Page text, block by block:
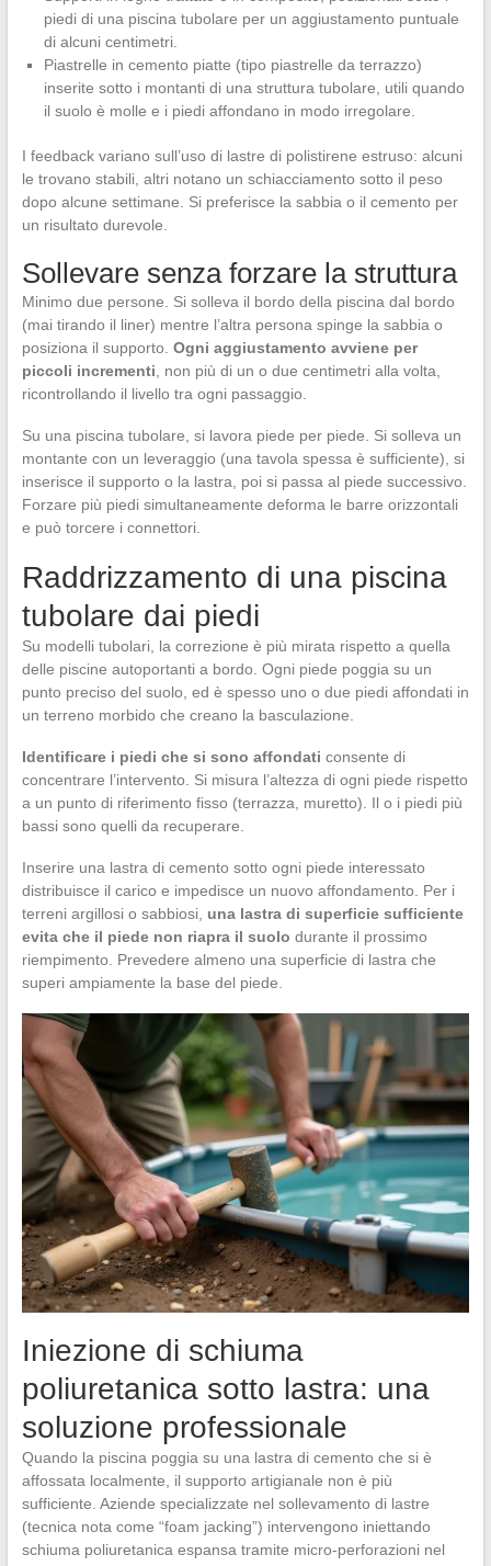
piedi di una piscina tubolare per un aggiustamento puntuale
di alcuni centimetri.
Piastrelle in cemento piatte (tipo piastrelle da terrazzo)
inserite sotto i montanti di una struttura tubolare, utili quando
il suolo è molle e i piedi affondano in modo irregolare.
I feedback variano sull’uso di lastre di polistirene estruso: alcuni
le trovano stabili, altri notano un schiacciamento sotto il peso
dopo alcune settimane. Si preferisce la sabbia o il cemento per
un risultato durevole.
Sollevare senza forzare la struttura
Minimo due persone. Si solleva il bordo della piscina dal bordo
(mai tirando il liner) mentre l’altra persona spinge la sabbia o
posiziona il supporto. Ogni aggiustamento avviene per
piccoli incrementi, non più di un o due centimetri alla volta,
ricontrollando il livello tra ogni passaggio.
Su una piscina tubolare, si lavora piede per piede. Si solleva un
montante con un leveraggio (una tavola spessa è sufficiente), si
inserisce il supporto o la lastra, poi si passa al piede successivo.
Forzare più piedi simultaneamente deforma le barre orizzontali
e può torcere i connettori.
Raddrizzamento di una piscina
tubolare dai piedi
Su modelli tubolari, la correzione è più mirata rispetto a quella
delle piscine autoportanti a bordo. Ogni piede poggia su un
punto preciso del suolo, ed è spesso uno o due piedi affondati in
un terreno morbido che creano la basculazione.
Identificare i piedi che si sono affondati consente di
concentrare l’intervento. Si misura l’altezza di ogni piede rispetto
a un punto di riferimento fisso (terrazza, muretto). Il o i piedi più
bassi sono quelli da recuperare.
Inserire una lastra di cemento sotto ogni piede interessato
distribuisce il carico e impedisce un nuovo affondamento. Per i
terreni argillosi o sabbiosi, una lastra di superficie sufficiente
evita che il piede non riapra il suolo durante il prossimo
riempimento. Prevedere almeno una superficie di lastra che
superi ampiamente la base del piede.
Iniezione di schiuma
poliuretanica sotto lastra: una
soluzione professionale
Quando la piscina poggia su una lastra di cemento che si è
affossata localmente, il supporto artigianale non è più
sufficiente. Aziende specializzate nel sollevamento di lastre
(tecnica nota come “foam jacking”) intervengono iniettando
schiuma poliuretanica espansa tramite micro-perforazioni nel